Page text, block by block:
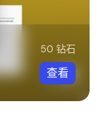
50 钻石
查看